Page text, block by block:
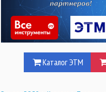
Каталог ЭТМ